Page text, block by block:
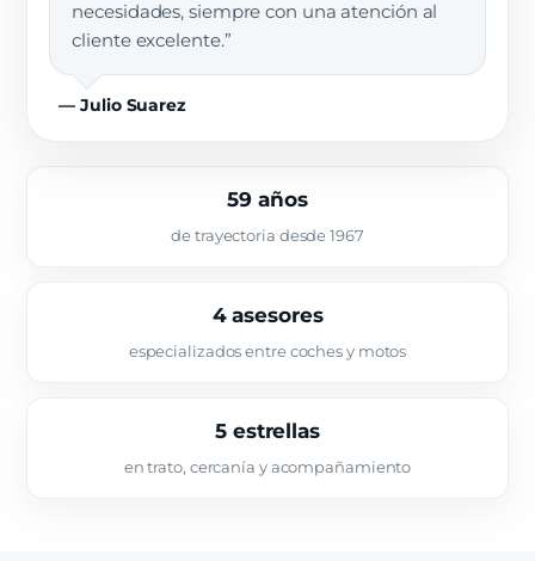
necesidades, siempre con una atención al
cliente excelente.”
— Julio Suarez
59 años
de trayectoria desde 1967
4 asesores
especializados entre coches y motos
5 estrellas
en trato, cercanía y acompañamiento